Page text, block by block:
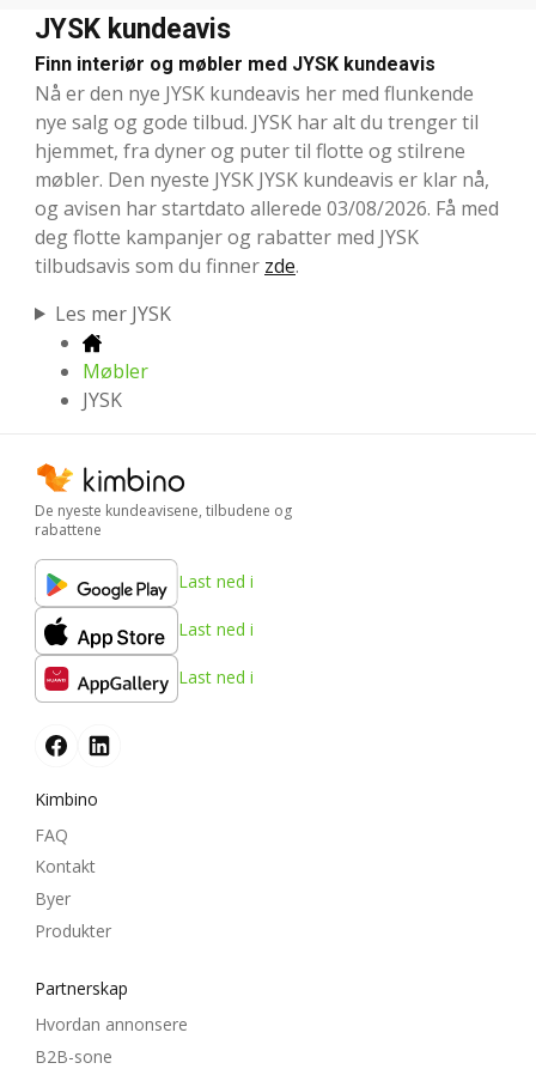
JYSK kundeavis
Finn interiør og møbler med JYSK kundeavis
Nå er den nye JYSK kundeavis her med flunkende
nye salg og gode tilbud. JYSK har alt du trenger til
hjemmet, fra dyner og puter til flotte og stilrene
møbler. Den nyeste JYSK JYSK kundeavis er klar nå,
og avisen har startdato allerede 03/08/2026. Få med
deg flotte kampanjer og rabatter med JYSK
tilbudsavis som du finner zde.
Les mer JYSK
Møbler
JYSK
De nyeste kundeavisene, tilbudene og
rabattene
Last ned i
Last ned i
Last ned i
Kimbino
FAQ
Kontakt
Byer
Produkter
Partnerskap
Hvordan annonsere
B2B-sone